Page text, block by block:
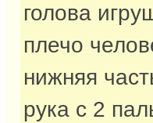
голова
плечо
нижняя
рука с 2